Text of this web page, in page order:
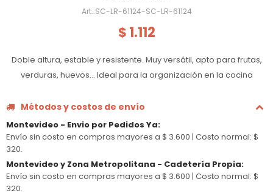
SC-LR-61124-SC-LR-61124
$ 1.112
Doble altura, estable y resistente. Muy versátil, apto para frutas,
verduras, huevos... Ideal para la organización en la cocina
Métodos y costos de envío
Montevideo - Envio por Pedidos Ya:
Envío sin costo en compras mayores a $ 3.600 | Costo normal: $
320.
Montevideo y Zona Metropolitana - Cadetería Propia:
Envío sin costo en compras mayores a $ 3.600 | Costo normal: $
320.